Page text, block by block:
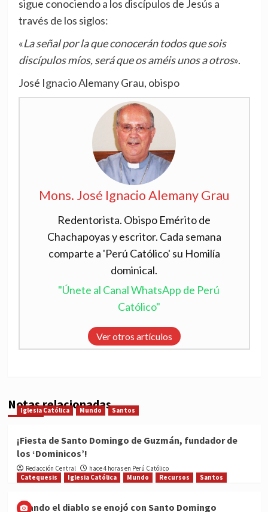
sigue conociendo a los discípulos de Jesús a
través de los siglos:
«La señal por la que conocerán todos que sois
discípulos míos, será que os améis unos a otros».
José Ignacio Alemany Grau, obispo
Mons. José Ignacio Alemany Grau
Redentorista. Obispo Emérito de
Chachapoyas y escritor. Cada semana
comparte a 'Perú Católico' su Homilía
dominical.
"Únete al Canal WhatsApp de Perú
Católico"
Ver otros artículos
Notas relacionadas
Iglesia Católica Mundo Santos
¡Fiesta de Santo Domingo de Guzmán, fundador de
los ‘Dominicos’!
Redacción Central
hace 4 horas en Perú Católico
Catequesis
Iglesia Católica Mundo Recursos Santos
Cuando el diablo se enojó con Santo Domingo